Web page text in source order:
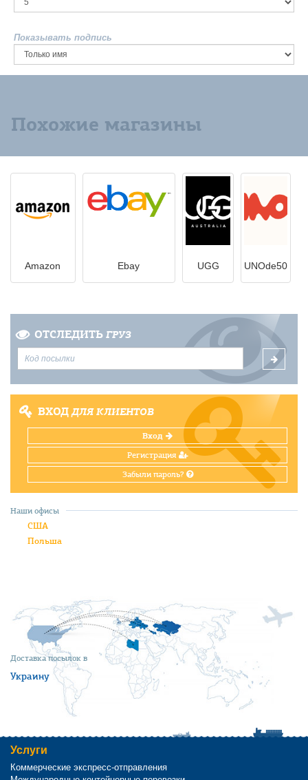
Показывать подпись
Похожие магазины
Amazon Ebay UGG UNOde50
ОТСЛЕДИТЬ ГРУЗ
ВХОДДЛЯ КЛИЕНТОВ
Вход
Регистрация
Забыли пароль?
Доставка посылок в
Украину
Наши офисы
США
Польша
Услуги
Коммерческие экспресс-отправления